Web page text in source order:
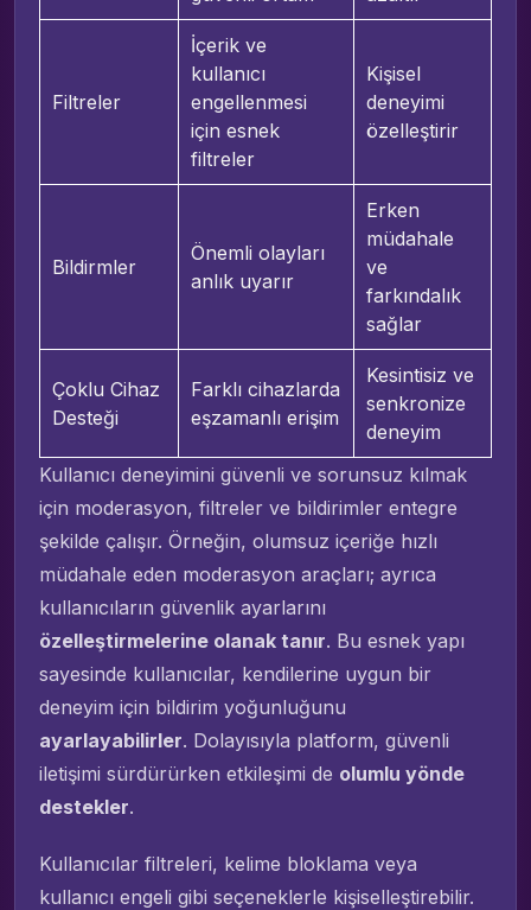
Filtreler
İçerik ve
kullanıcı
engellenmesi
için esnek
filtreler
Kişisel
deneyimi
özelleştirir
Bildirmler
Önemli olayları
anlık uyarır
Erken
müdahale
ve
farkındalık
sağlar
Çoklu Cihaz
Desteği
Farklı cihazlarda
eşzamanlı erişim
Kesintisiz ve
senkronize
deneyim
Kullanıcı deneyimini güvenli ve sorunsuz kılmak
için moderasyon, filtreler ve bildirimler entegre
şekilde çalışır. Örneğin, olumsuz içeriğe hızlı
müdahale eden moderasyon araçları; ayrıca
kullanıcıların güvenlik ayarlarını
özelleştirmelerine olanak tanır. Bu esnek yapı
sayesinde kullanıcılar, kendilerine uygun bir
deneyim için bildirim yoğunluğunu
ayarlayabilirler. Dolayısıyla platform, güvenli
iletişimi sürdürürken etkileşimi de olumlu yönde
destekler.
Kullanıcılar filtreleri, kelime bloklama veya
kullanıcı engeli gibi seçeneklerle kişiselleştirebilir.